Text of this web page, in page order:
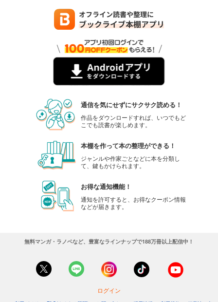
通信を気にせずにサクサク読める！
作品をダウンロードすれば、いつでもど
こでも読書が楽しめます。
本棚を作って本の整理ができる！
ジャンルや作家ごとなどに本を分類し
て、鍵もかけられます。
お得な通知機能！
通知を許可すると、お得なクーポン情報
などが届きます。
無料マンガ・ラノベなど、豊富なラインナップで188万冊以上配信中！
ログイン